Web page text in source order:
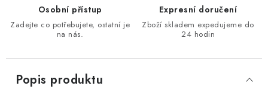
Osobní přístup
Zadejte co potřebujete, ostatní je
na nás.
Expresní doručení
Zboží skladem expedujeme do
24 hodin
Popis produktu